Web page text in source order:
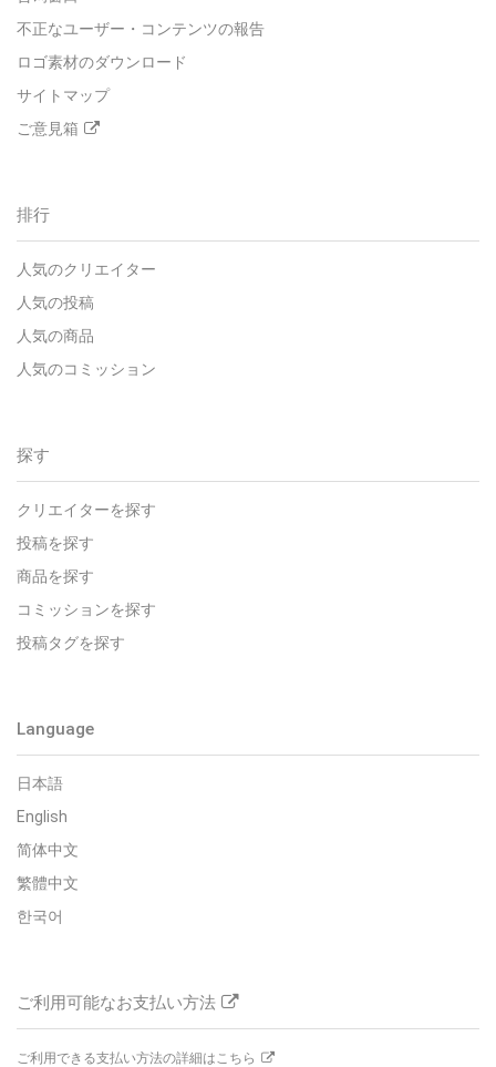
不正なユーザー・コンテンツの報告
ロゴ素材のダウンロード
サイトマップ
ご意見箱
排行
人気のクリエイター
人気の投稿
人気の商品
人気のコミッション
探す
クリエイターを探す
投稿を探す
商品を探す
コミッションを探す
投稿タグを探す
Language
日本語
English
简体中文
繁體中文
한국어
ご利用可能なお支払い方法
ご利用できる支払い方法の詳細はこちら